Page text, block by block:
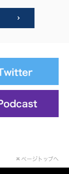
ページトップへ